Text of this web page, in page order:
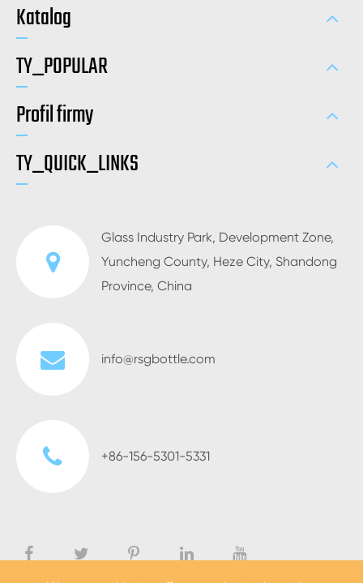
Katalog
TY_POPULAR
Profil firmy
TY_QUICK_LINKS
Glass Industry Park, Development Zone,
Yuncheng County, Heze City, Shandong
Province, China
info@rsgbottle.com
+86-156-5301-5331